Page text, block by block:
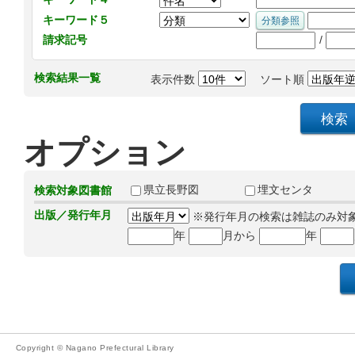
キーワード５
請求記号
/
検索結果一覧 表示件数 ソート順
オプション
検索対象図書館 県立長野図
埋文センタ
出版／発行年月
※発行年月の検索は雑誌のみ対
年
月から 年
Copyright © Nagano Prefectural Library